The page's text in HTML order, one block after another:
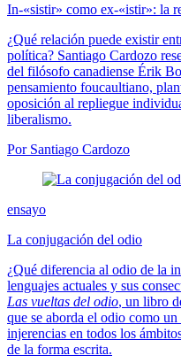
In-«sistir» como ex-«istir»: la
¿Qué relación puede existir
política? Santiago Cardozo
del filósofo canadiense Érik
pensamiento foucaultiano,
oposición al repliegue
liberalismo.
Por Santiago Cardozo
ensayo
La conjugación del odio
¿Qué diferencia al odio de la
lenguajes actuales y sus
Las vueltas del odio, un libro
que se aborda el odio como
injerencias en todos los
de la forma escrita.